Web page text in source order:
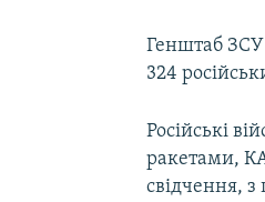
Генштаб ЗСУ
324
Російські
ракетами,
свідчення, з